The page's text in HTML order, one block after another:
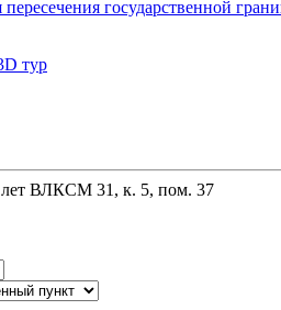
государственной
лет ВЛКСМ 31, к. 5, пом. 37